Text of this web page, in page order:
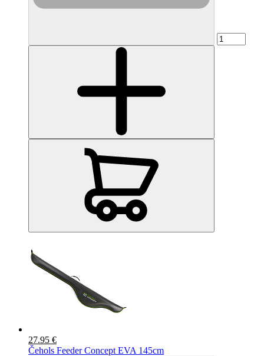
27.95 €
Čehols Feeder Concept EVA 145cm